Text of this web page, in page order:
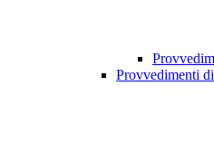
Provvedimenti